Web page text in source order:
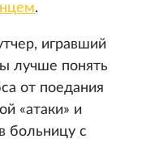
.
игравший
лучше понять
от поедания
«атаки» и
больницу с